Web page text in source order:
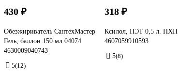
430 ₽
Обезжириватель СантехМастер
Гель, баллон 150 мл 04074
4630009040743
5(12)
318 ₽
Ксилол, ПЭТ 0,5 л. НХП
4607059910593
5(8)